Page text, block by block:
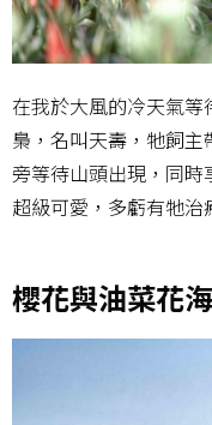
在我於大風的冷天氣
梟，名叫天壽，牠飼
旁等待山頭出現，同時
超級可愛，多虧有牠治
櫻花與油菜花海